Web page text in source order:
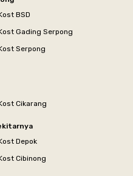
BSD
Gading Serpong
Serpong
Cikarang
Depok
Cibinong